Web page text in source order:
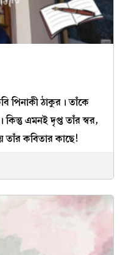
পিনাকী ঠাকুর। তাঁকে
এমনই দৃপ্ত তাঁর স্বর,
তাঁর কবিতার কাছে!